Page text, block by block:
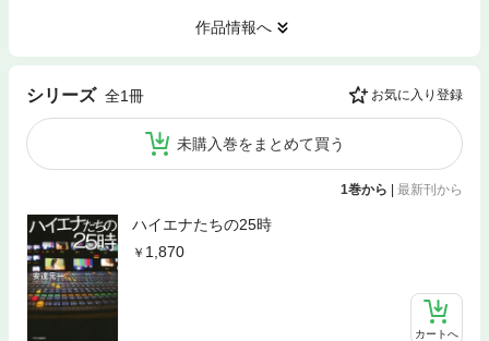
作品情報へ
シリーズ 全1冊 お気に入り登録
未購入巻をまとめて買う
1巻から | 最新刊から
ハイエナたちの25時
1,870
カートへ